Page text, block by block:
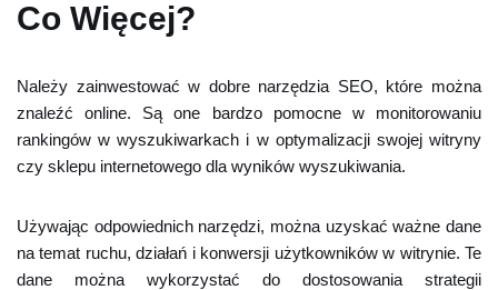
Co Więcej?
Należy zainwestować w dobre narzędzia SEO, które można
znaleźć online. Są one bardzo pomocne w monitorowaniu
rankingów w wyszukiwarkach i w optymalizacji swojej witryny
czy sklepu internetowego dla wyników wyszukiwania.
Używając odpowiednich narzędzi, można uzyskać ważne dane
na temat ruchu, działań i konwersji użytkowników w witrynie. Te
dane można wykorzystać do dostosowania strategii